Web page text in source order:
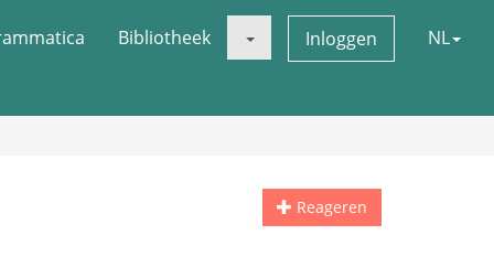
Bibliotheek Inloggen NL
Reageren